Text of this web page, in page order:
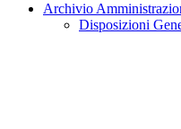
Archivio
Disposizioni